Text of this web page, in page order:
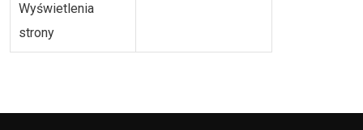
Wyświetlenia
strony